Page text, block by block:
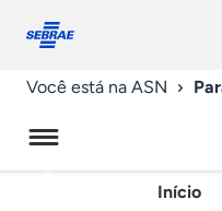
conosco
Você está na ASN
Início